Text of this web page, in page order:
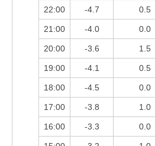
22:00 -4.7 0.5
21:00 -4.0 0.0
20:00 -3.6 1.5
19:00 -4.1 0.5
18:00 -4.5 0.0
17:00 -3.8 1.0
16:00 -3.3 0.0